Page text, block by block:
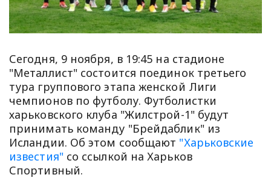
Сегодня, 9 ноября, в 19:45 на стадионе
"Металлист" состоится поединок третьего
тура группового этапа женской Лиги
чемпионов по футболу. Футболистки
харьковского клуба "Жилстрой-1" будут
принимать команду "Брейдаблик" из
Исландии. Об этом сообщают "Харьковские
известия" со ссылкой на Харьков
Спортивный.